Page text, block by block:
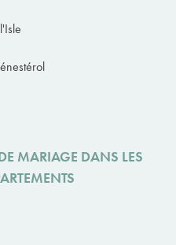
MARIAGE DANS LES